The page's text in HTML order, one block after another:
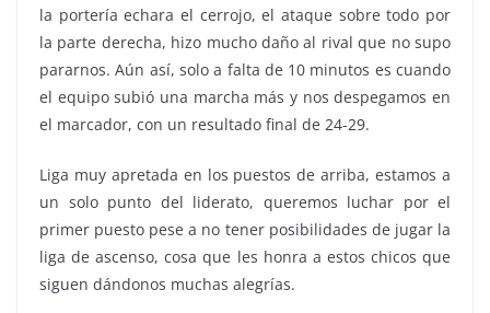
la portería echara el cerrojo, el ataque sobre todo por
la parte derecha, hizo mucho daño al rival que no supo
pararnos. Aún así, solo a falta de 10 minutos es cuando
el equipo subió una marcha más y nos despegamos en
el marcador, con un resultado final de 24-29.
Liga muy apretada en los puestos de arriba, estamos a
un solo punto del liderato, queremos luchar por el
primer puesto pese a no tener posibilidades de jugar la
liga de ascenso, cosa que les honra a estos chicos que
siguen dándonos muchas alegrías.